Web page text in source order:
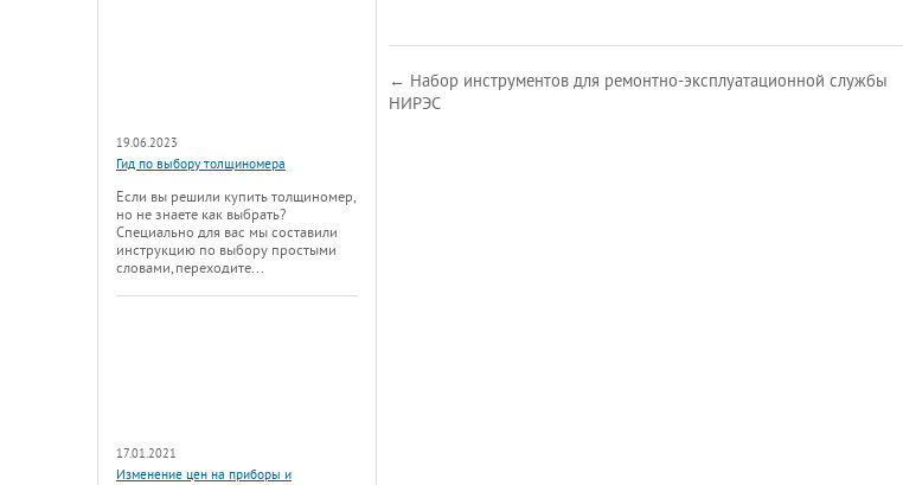
19.06.2023
Гид по выбору толщиномера
Если вы решили купить толщиномер,
но не знаете как выбрать?
Специально для вас мы составили
инструкцию по выбору простыми
словами, переходите...
17.01.2021
Изменение цен на приборы и
← Набор инструментов для ремонтно-эксплуатационной службы
НИРЭС